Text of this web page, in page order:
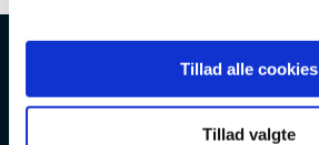
Tillad alle cookies
Tillad valgte